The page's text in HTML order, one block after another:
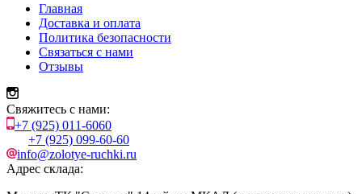
Главная
Доставка и оплата
Политика безопасности
Связаться с нами
Отзывы
Свяжитесь с нами:
+7 (925) 011-6060
+7 (925) 099-60-60
info@zolotye-ruchki.ru
Адрес склада: